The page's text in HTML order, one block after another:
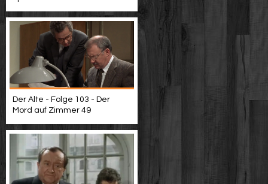
Der Alte - Folge 103 - Der
Mord auf Zimmer 49